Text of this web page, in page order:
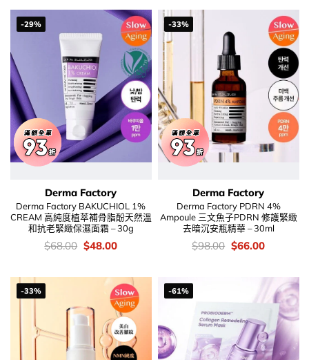
-29%
Derma Factory
Derma Factory BAKUCHIOL 1%
CREAM 高純度植萃補骨脂酚天然溫
和抗老緊緻保濕面霜 – 30g
價
錢：
$68.00 Original
price
$68.00.
$48.00Current
$48.00.
-33%
Derma Factory
Derma Factory PDRN 4%
Ampoule 三文魚子PDRN 修護緊緻
去暗沉安瓶精華 – 30ml
價
錢：
$98.00 Original
price
$98.00.
$66.00Current
$66.00.
-33% -61%